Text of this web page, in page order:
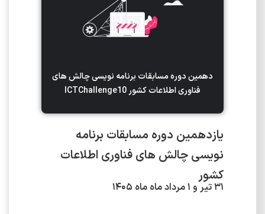
یازدهمین دوره مسابقات برنامه
نویسی چالش های فناوری اطلاعات
کشور
31 تیر و 1 مرداد ماه ماه 1405
دهمین دوره مسابقات برنامه نویسی چالش های
فناوری اطلاعات کشور ICTChallenge10